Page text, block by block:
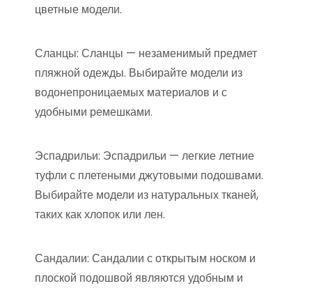
цветные модели.
Сланцы: Сланцы — незаменимый предмет
пляжной одежды. Выбирайте модели из
водонепроницаемых материалов и с
удобными ремешками.
Эспадрильи: Эспадрильи — легкие летние
туфли с плетеными джутовыми подошвами.
Выбирайте модели из натуральных тканей,
таких как хлопок или лен.
Сандалии: Сандалии с открытым носком и
плоской подошвой являются удобным и